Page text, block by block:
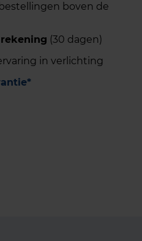
boven de
rekening (30 dagen)
in verlichting